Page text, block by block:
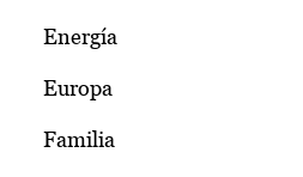
Energía
Europa
Familia